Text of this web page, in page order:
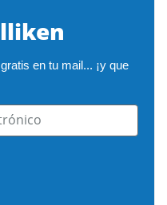
en tu mail... ¡y que